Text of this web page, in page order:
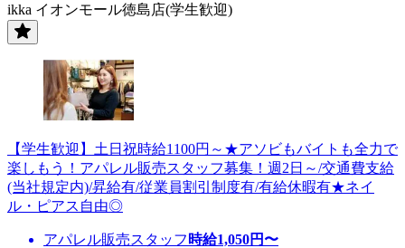
ikka イオンモール徳島店(学生歓迎)
【学生歓迎】土日祝時給1100円～★アソビもバイトも全力で
楽しもう！アパレル販売スタッフ募集！週2日～/交通費支給
(当社規定内)/昇給有/従業員割引制度有/有給休暇有★ネイ
ル・ピアス自由◎
アパレル販売スタッフ 時給1,050円〜